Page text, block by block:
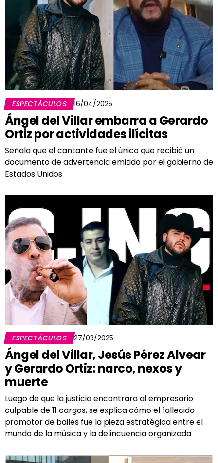
ESPECTÁCULOS 16/04/2025
Ángel del Villar embarra a Gerardo
Ortiz por actividades ilícitas
Señala que el cantante fue el único que recibió un
documento de advertencia emitido por el gobierno de
Estados Unidos
ESPECTÁCULOS 27/03/2025
Ángel del Villar, Jesús Pérez Alvear
y Gerardo Ortiz: narco, nexos y
muerte
Luego de que la justicia encontrara al empresario
culpable de 11 cargos, se explica cómo el fallecido
promotor de bailes fue la pieza estratégica entre el
mundo de la música y la delincuencia organizada